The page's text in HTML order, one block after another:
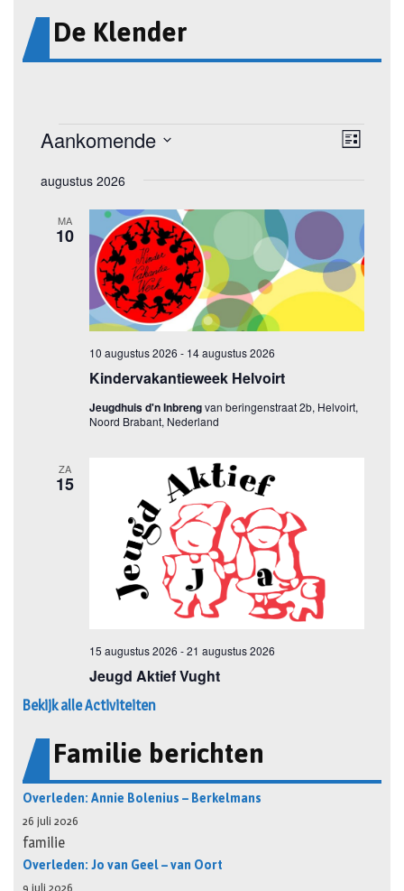
De Klender
Bekijk alle Activiteiten
Familie berichten
Overleden: Annie Bolenius – Berkelmans
26 juli 2026
familie
Overleden: Jo van Geel – van Oort
9 juli 2026